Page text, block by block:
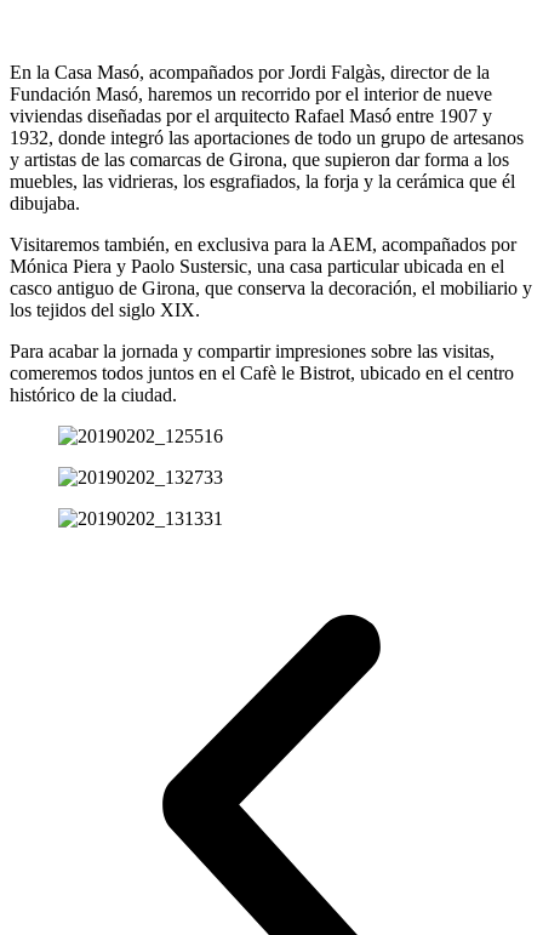
En la Casa Masó, acompañados por Jordi Falgàs, director de la
Fundación Masó, haremos un recorrido por el interior de nueve
viviendas diseñadas por el arquitecto Rafael Masó entre 1907 y
1932, donde integró las aportaciones de todo un grupo de artesanos
y artistas de las comarcas de Girona, que supieron dar forma a los
muebles, las vidrieras, los esgrafiados, la forja y la cerámica que él
dibujaba.
Visitaremos también, en exclusiva para la AEM, acompañados por
Mónica Piera y Paolo Sustersic, una casa particular ubicada en el
casco antiguo de Girona, que conserva la decoración, el mobiliario y
los tejidos del siglo XIX.
Para acabar la jornada y compartir impresiones sobre las visitas,
comeremos todos juntos en el Cafè le Bistrot, ubicado en el centro
histórico de la ciudad.